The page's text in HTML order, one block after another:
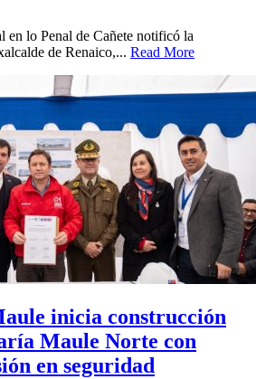
en lo Penal de Cañete notificó la
de Renaico,... Read More
inicia construcción
Maule Norte con
en seguridad